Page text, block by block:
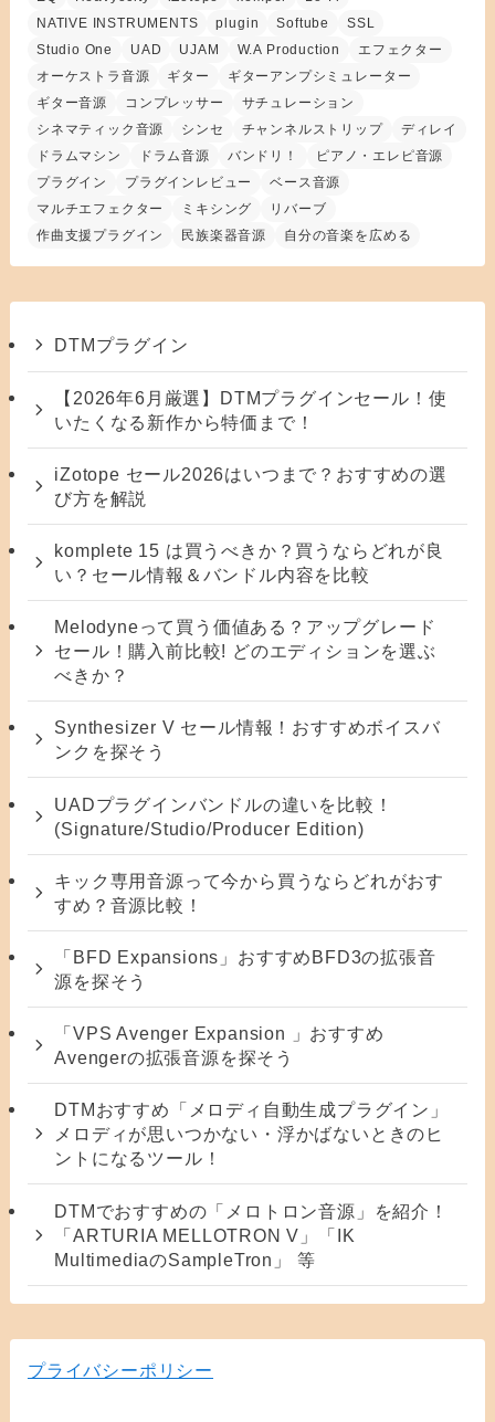
NATIVE INSTRUMENTS
plugin Softube
SSL
Studio One
UAD UJAM W.A Production
エフェクター
オーケストラ音源
ギター
ギターアンプシミュレーター
ギター音源
コンプレッサー
サチュレーション
シネマティック音源
シンセ チャンネルストリップ
ディレイ
ドラムマシン
ドラム音源 バンドリ！
ピアノ・エレピ音源
プラグイン
プラグインレビュー
ベース音源
マルチエフェクター
ミキシング
リバーブ
作曲支援プラグイン
民族楽器音源 自分の音楽を広める
DTMプラグイン
【2026年6月厳選】DTMプラグインセール！使
いたくなる新作から特価まで！
iZotope セール2026はいつまで？おすすめの選
び方を解説
komplete 15 は買うべきか？買うならどれが良
い？セール情報＆バンドル内容を比較
Melodyneって買う価値ある？アップグレード
セール！購入前比較! どのエディションを選ぶ
べきか？
Synthesizer V セール情報！おすすめボイスバ
ンクを探そう
UADプラグインバンドルの違いを比較！
(Signature/Studio/Producer Edition)
キック専用音源って今から買うならどれがおす
すめ？音源比較！
「BFD Expansions」おすすめBFD3の拡張音
源を探そう
「VPS Avenger Expansion 」おすすめ
Avengerの拡張音源を探そう
DTMおすすめ「メロディ自動生成プラグイン」
メロディが思いつかない・浮かばないときのヒ
ントになるツール！
DTMでおすすめの「メロトロン音源」を紹介！
「ARTURIA MELLOTRON V」「IK
MultimediaのSampleTron」 等
プライバシーポリシー